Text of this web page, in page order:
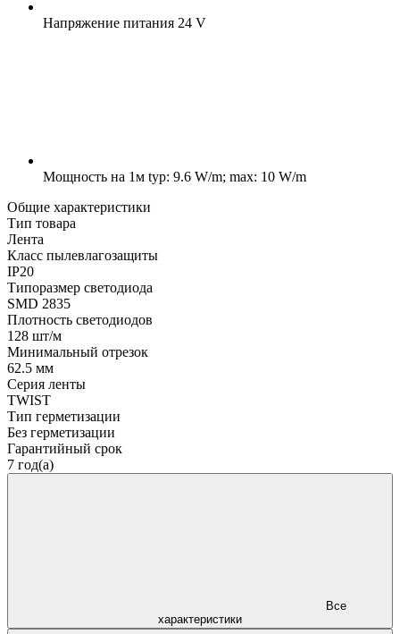
Напряжение питания 24 V
Мощность на 1м typ: 9.6 W/m; max: 10 W/m
Общие характеристики
Тип товара
Лента
Класс пылевлагозащиты
IP20
Типоразмер светодиода
SMD 2835
Плотность светодиодов
128 шт/м
Минимальный отрезок
62.5 мм
Серия ленты
TWIST
Тип герметизации
Без герметизации
Гарантийный срок
7 год(а)
характеристики